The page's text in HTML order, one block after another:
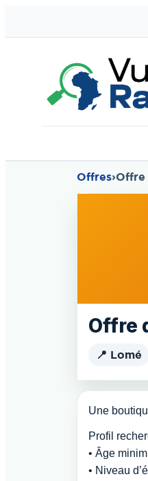
Offres›Offre
Offre
📍 Lomé
Une
Profil
• Âge
• Niveau